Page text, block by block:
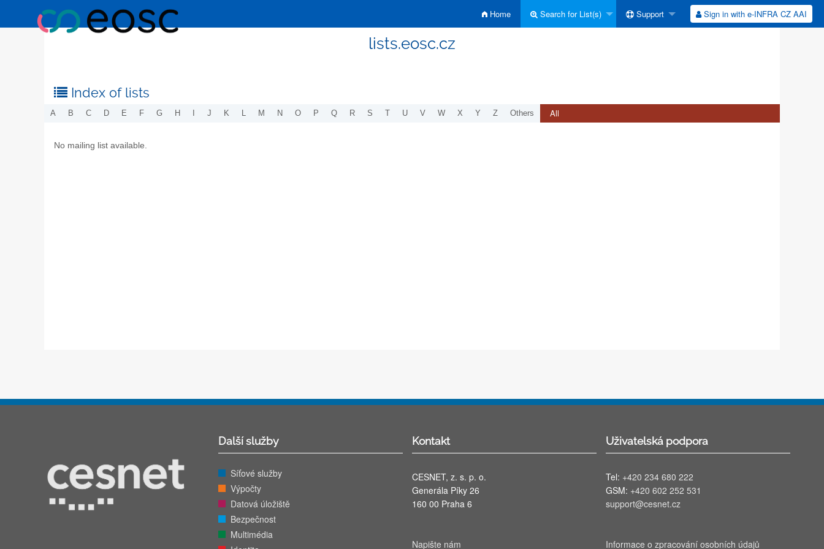
Home Search for List(s) Support Sign in with e-INFRA CZ AAI
lists.eosc.cz
Index of lists
A B C D E F G H J K L M N O P Q R S T U V W X Y Z Others All
No mailing list available.
Další služby
Síťové služby
Výpočty
Datová úložiště
Bezpečnost
Multimédia
Kontakt
CESNET, z. s. p. o.
Generála Píky 26
160 00 Praha 6
Napište nám
Uživatelská podpora
Tel: +420 234 680 222
GSM: +420 602 252 531
support@cesnet.cz
Informace o zpracování osobních údajů